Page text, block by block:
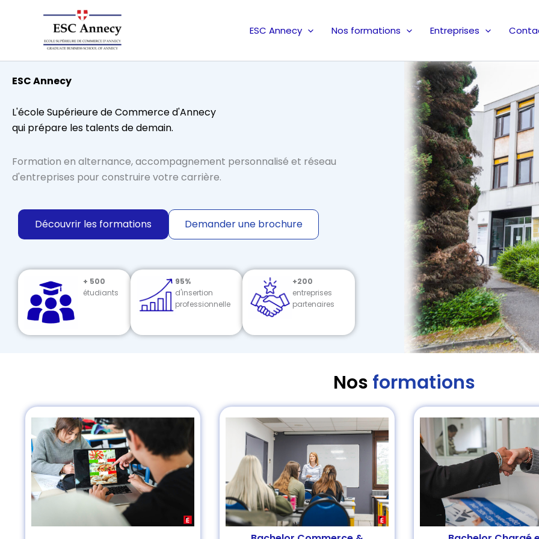
ESC Annecy Nos formations Entreprises
ESC Annecy
L'école Supérieure de Commerce d'Annecy
qui prépare les talents de demain.
Formation en alternance, accompagnement personnalisé et réseau
d'entreprises pour construire votre carrière.
Découvrir les formations Demander une brochure
+ 500
étudiants
95%
d'insertion
professionnelle
+200
entreprises
partenaires
Nos formations